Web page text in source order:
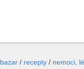
bazar / recepty / nemoci,